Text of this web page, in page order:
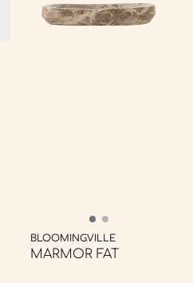
BLOOMINGVILLE
MARMOR FAT